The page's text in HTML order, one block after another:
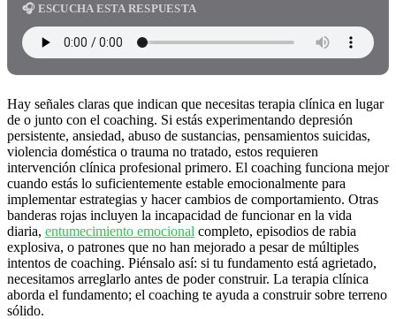
🎧 ESCUCHA ESTA RESPUESTA
Hay señales claras que indican que necesitas terapia clínica en lugar
de o junto con el coaching. Si estás experimentando depresión
persistente, ansiedad, abuso de sustancias, pensamientos suicidas,
violencia doméstica o trauma no tratado, estos requieren
intervención clínica profesional primero. El coaching funciona mejor
cuando estás lo suficientemente estable emocionalmente para
implementar estrategias y hacer cambios de comportamiento. Otras
banderas rojas incluyen la incapacidad de funcionar en la vida
diaria, entumecimiento emocional completo, episodios de rabia
explosiva, o patrones que no han mejorado a pesar de múltiples
intentos de coaching. Piénsalo así: si tu fundamento está agrietado,
necesitamos arreglarlo antes de poder construir. La terapia clínica
aborda el fundamento; el coaching te ayuda a construir sobre terreno
sólido.